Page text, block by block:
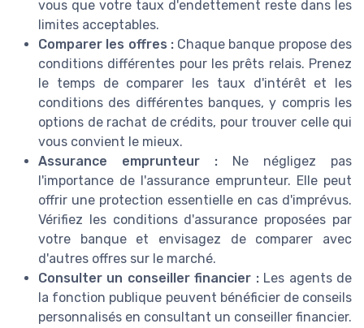
vous que votre taux d'endettement reste dans les
limites acceptables.
Comparer les offres :Chaque banque propose des
conditions différentes pour les prêts relais. Prenez
le temps de comparer les taux d'intérêt et les
conditions des différentes banques, y compris les
options de rachat de crédits, pour trouver celle qui
vous convient le mieux.
Assurance emprunteur : Ne négligez pas
l'importance de l'assurance emprunteur. Elle peut
offrir une protection essentielle en cas d'imprévus.
Vérifiez les conditions d'assurance proposées par
votre banque et envisagez de comparer avec
d'autres offres sur le marché.
Consulter un conseiller financier :Les agents de
la fonction publique peuvent bénéficier de conseils
personnalisés en consultant un conseiller financier.